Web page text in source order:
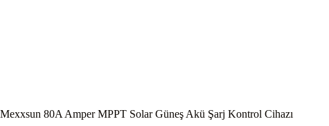
Mexxsun 80A Amper MPPT Solar Güneş Akü Şarj Kontrol Cihazı